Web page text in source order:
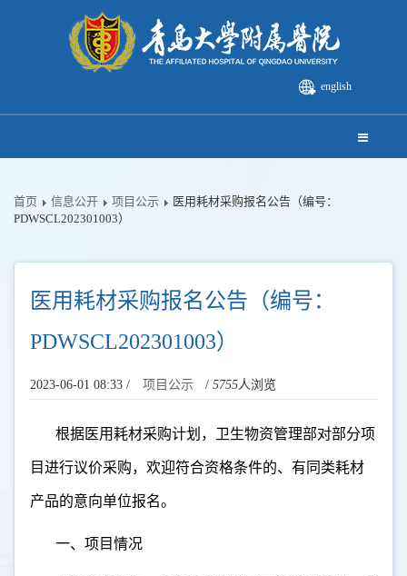
english
首页 信息公开 项目公示
医用耗材采购报名公告（编号：
PDWSCL202301003）
医用耗材采购报名公告（编号：
PDWSCL202301003）
2023-06-01 08:33 / 项目公示 / 5755人浏览
根据医用耗材采购计划，卫生物资管理部对部分项
目进行议价采购，欢迎符合资格条件的、有同类耗材
产品的意向单位报名。
一、项目情况